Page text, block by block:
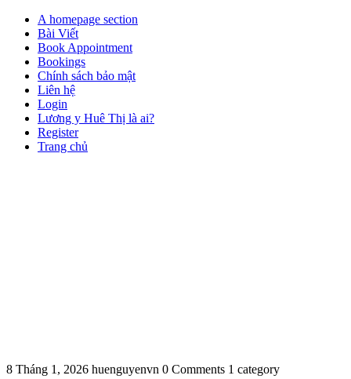
Close
Button
A homepage section
Bài Viết
Book Appointment
Bookings
Chính sách bảo mật
Liên hệ
Login
Lương y Huê Thị là ai?
Register
Trang chủ
8 Tháng 1, 2026 huenguyenvn 0 Comments 1 category